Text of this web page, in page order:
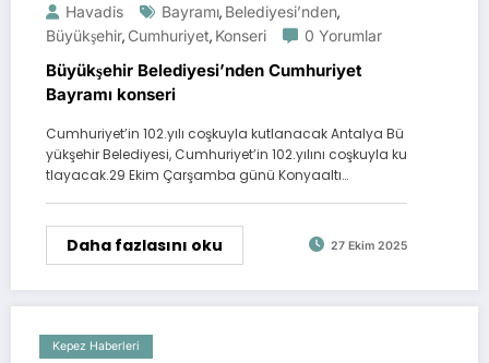
Havadis Bayramı, Belediyesi’nden,
Büyükşehir, Cumhuriyet, Konseri 0 Yorumlar
Büyükşehir Belediyesi’nden Cumhuriyet
Bayramı konseri
Cumhuriyet’in 102.yılı coşkuyla kutlanacak Antalya Bü
yükşehir Belediyesi, Cumhuriyet’in 102.yılını coşkuyla ku
tlayacak.29 Ekim Çarşamba günü Konyaaltı…
Daha fazlasını oku 27 Ekim 2025
Kepez Haberleri